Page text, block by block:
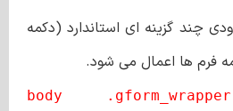
چند گزینه ای استاندارد (دکمه
فرم ها اعمال می شود.
body